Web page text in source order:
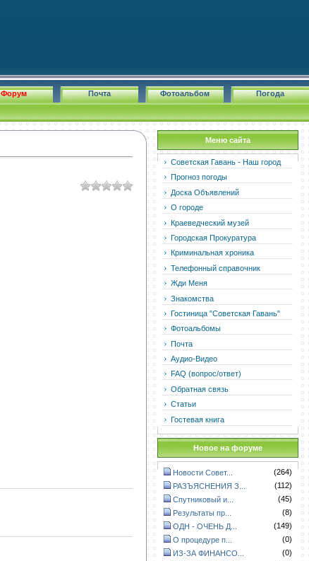
Погода
Фотоальбом
Почта
Форум
Меню сайта
Советская Гавань - Наш город
Прогноз погоды
Доска Объявлений
О городе
Краеведческий музей
Городская Прокуратура
Криминальная хроника
Телефонный справочник
Жди Меня
Знакомства
Гостиница "Советская Гавань"
Фотоальбомы
Почта
Аудио-Видео
FAQ (вопрос/ответ)
Обратная связь
Статьи
Гостевая книга
Новое на форуме
Новости Совет...
(264)
РАЗЪЯСНЕНИЯ З...
(112)
Спутниковый и...
(45)
Результаты пр...
(8)
ОДН - ОЧЕНЬ Д...
(149)
О процедуре п...
(0)
ИЗ-ЗА ФИНАНСО...
(0)